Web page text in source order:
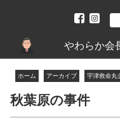
やわらか会
ホーム アーカイブ 宇津救命丸
秋葉原の事件